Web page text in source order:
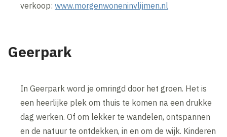
verkoop:www.morgenwoneninvlijmen.nl
Geerpark
In Geerpark word je omringd door het groen. Het is
een heerlijke plek om thuis te komen na een drukke
dag werken. Of om lekker te wandelen, ontspannen
en de natuur te ontdekken, in en om de wijk. Kinderen